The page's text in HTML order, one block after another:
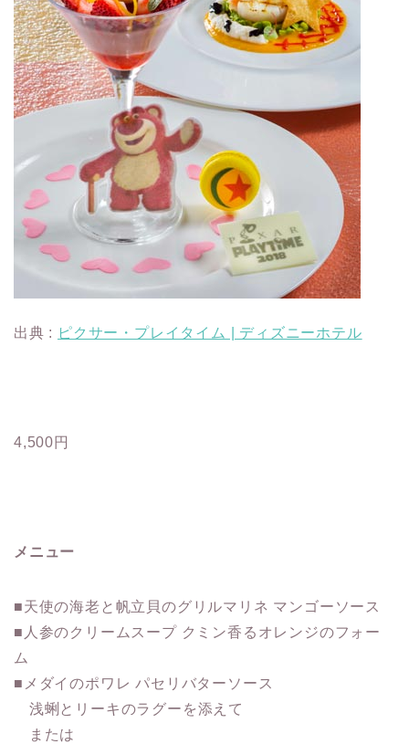
出典 : ピクサー・プレイタイム | ディズニーホテル
4,500円
メニュー
■天使の海老と帆立貝のグリルマリネ マンゴーソース
■人参のクリームスープ クミン香るオレンジのフォー
ム
■メダイのポワレ パセリバターソース
浅蜊とリーキのラグーを添えて
または